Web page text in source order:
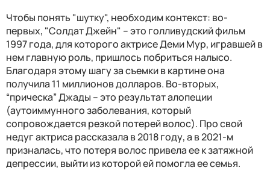
Чтобы понять "шутку", необходим контекст: во-
первых, "Солдат Джейн" – это голливудский фильм
1997 года, для которого актрисе Деми Мур, игравшей в
нем главную роль, пришлось побриться налысо.
Благодаря этому шагу за съемки в картине она
получила 11 миллионов долларов. Во-вторых,
“прическа” Джады – это результат алопеции
(аутоиммунного заболевания, который
сопровождается резкой потерей волос). Про свой
недуг актриса рассказала в 2018 году, а в 2021-м
призналась, что потеря волос привела ее к затяжной
депрессии, выйти из которой ей помогла ее семья.